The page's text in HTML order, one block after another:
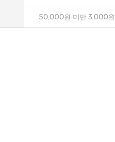
50,000원 미만 3,000원